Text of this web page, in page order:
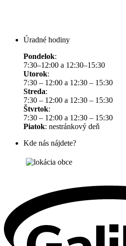
Úradné hodiny
Pondelok:
7:30–12:00 a 12:30–15:30
Utorok:
7:30 – 12:00 a 12:30 – 15:30
Streda:
7:30 – 12:00 a 12:30 – 15:30
Štvrtok:
7:30 – 12:00 a 12:30 – 15:30
Piatok: nestránkový deň
Kde nás nájdete?